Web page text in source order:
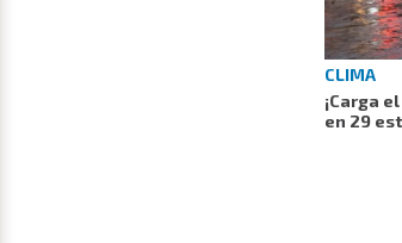
CLIMA
¡Carga
en 29